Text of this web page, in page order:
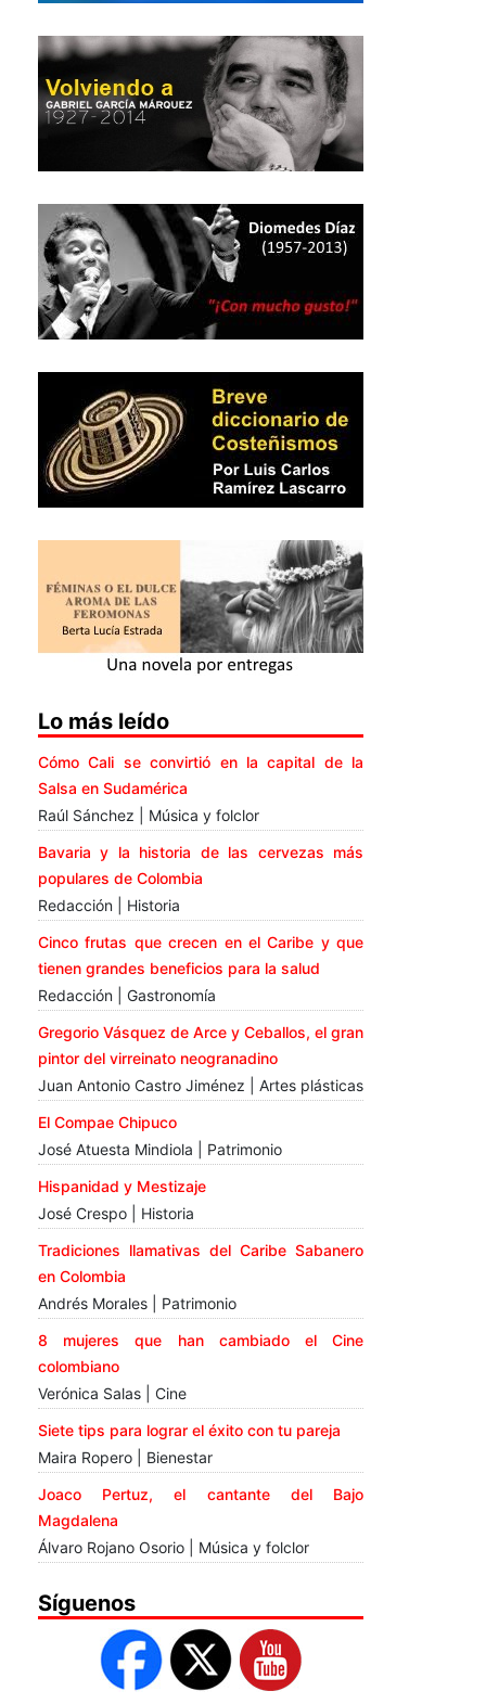
Lo más leído
Cómo Cali se convirtió en la capital de la
Salsa en Sudamérica
Raúl Sánchez | Música y folclor
Bavaria y la historia de las cervezas más
populares de Colombia
Redacción | Historia
Cinco frutas que crecen en el Caribe y que
tienen grandes beneficios para la salud
Redacción | Gastronomía
Gregorio Vásquez de Arce y Ceballos, el gran
pintor del virreinato neogranadino
Juan Antonio Castro Jiménez | Artes plásticas
El Compae Chipuco
José Atuesta Mindiola | Patrimonio
Hispanidad y Mestizaje
José Crespo | Historia
Tradiciones llamativas del Caribe Sabanero
en Colombia
Andrés Morales | Patrimonio
8 mujeres que han cambiado el Cine
colombiano
Verónica Salas | Cine
Siete tips para lograr el éxito con tu pareja
Maira Ropero | Bienestar
Joaco Pertuz, el cantante del Bajo
Magdalena
Álvaro Rojano Osorio | Música y folclor
Síguenos